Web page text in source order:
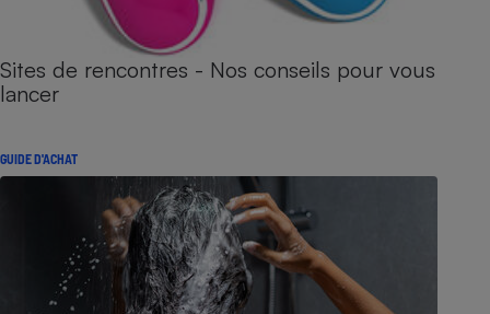
Sites de rencontres - Nos conseils pour vous
lancer
GUIDE D'ACHAT